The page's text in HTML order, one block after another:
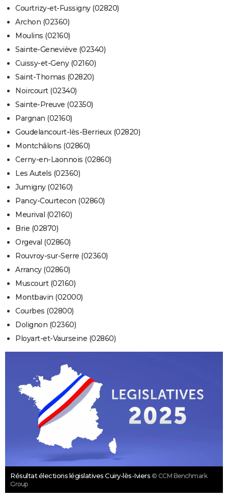
Courtrizy-et-Fussigny (02820)
Archon (02360)
Moulins (02160)
Sainte-Geneviève (02340)
Cuissy-et-Geny (02160)
Saint-Thomas (02820)
Noircourt (02340)
Sainte-Preuve (02350)
Pargnan (02160)
Goudelancourt-lès-Berrieux (02820)
Montchâlons (02860)
Cerny-en-Laonnois (02860)
Les Autels (02360)
Jumigny (02160)
Pancy-Courtecon (02860)
Meurival (02160)
Brie (02870)
Orgeval (02860)
Rouvroy-sur-Serre (02360)
Arrancy (02860)
Muscourt (02160)
Montbavin (02000)
Courbes (02800)
Dolignon (02360)
Ployart-et-Vaurseine (02860)
Résultat élections législatives Cuiry-lès-Iviers © CCM Benchmark
Group